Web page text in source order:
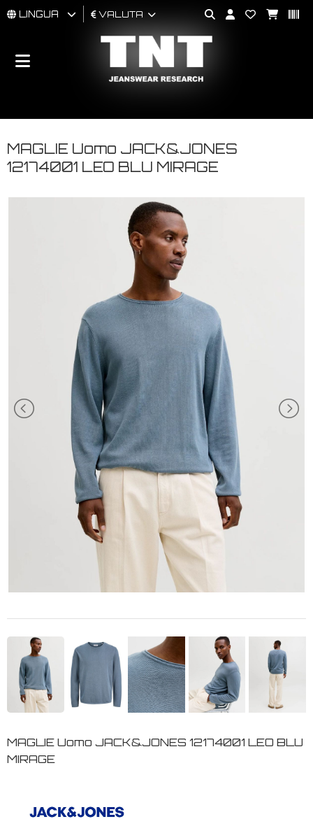
UOMO
BRAND
LINGUA VALUTA
MAGLIE Uomo JACK&JONES
12174001 LEO BLU MIRAGE
MAGLIE Uomo JACK&JONES 12174001 LEO BLU
MIRAGE